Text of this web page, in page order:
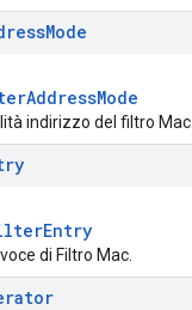
Mode
indirizzo del filtro Mac.
di Filtro Mac.